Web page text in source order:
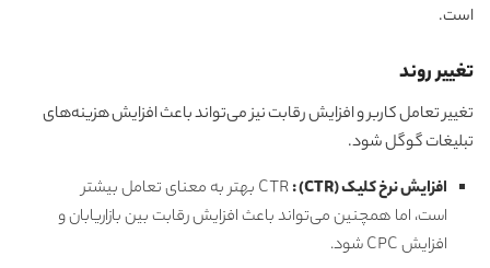
است.
تغییر روند
تغییر تعامل کاربر و افزایش رقابت نیز می‌تواند باعث افزایش هزینه‌های
تبلیغات گوگل شود.
افزایش نرخ کلیک (CTR
) :
CTR بهتر به معنای تعامل بیشتر
است، اما همچنین می‌تواند باعث افزایش رقابت بین بازاریابان و
افزایش CPC شود.